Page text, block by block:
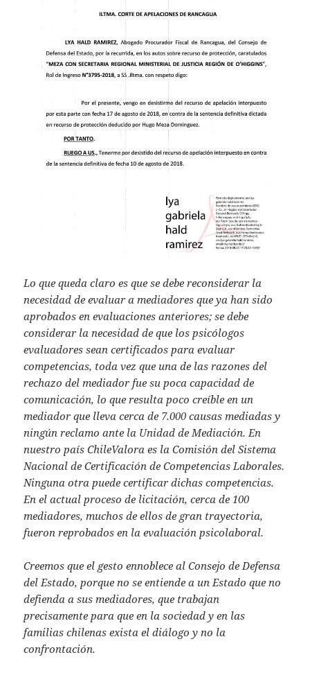
Lo que queda claro es que se debe reconsiderar la
necesidad de evaluar a mediadores que ya han sido
aprobados en evaluaciones anteriores; se debe
considerar la necesidad de que los psicólogos
evaluadores sean certificados para evaluar
competencias, toda vez que una de las razones del
rechazo del mediador fue su poca capacidad de
comunicación, lo que resulta poco creíble en un
mediador que lleva cerca de 7.000 causas mediadas y
ningún reclamo ante la Unidad de Mediación. En
nuestro país ChileValora es la Comisión del Sistema
Nacional de Certificación de Competencias Laborales.
Ninguna otra puede certificar dichas competencias.
En el actual proceso de licitación, cerca de 100
mediadores, muchos de ellos de gran trayectoria,
fueron reprobados en la evaluación psicolaboral.
Creemos que el gesto ennoblece al Consejo de Defensa
del Estado, porque no se entiende a un Estado que no
defienda a sus mediadores, que trabajan
precisamente para que en la sociedad y en las
familias chilenas exista el diálogo y no la
confrontación.